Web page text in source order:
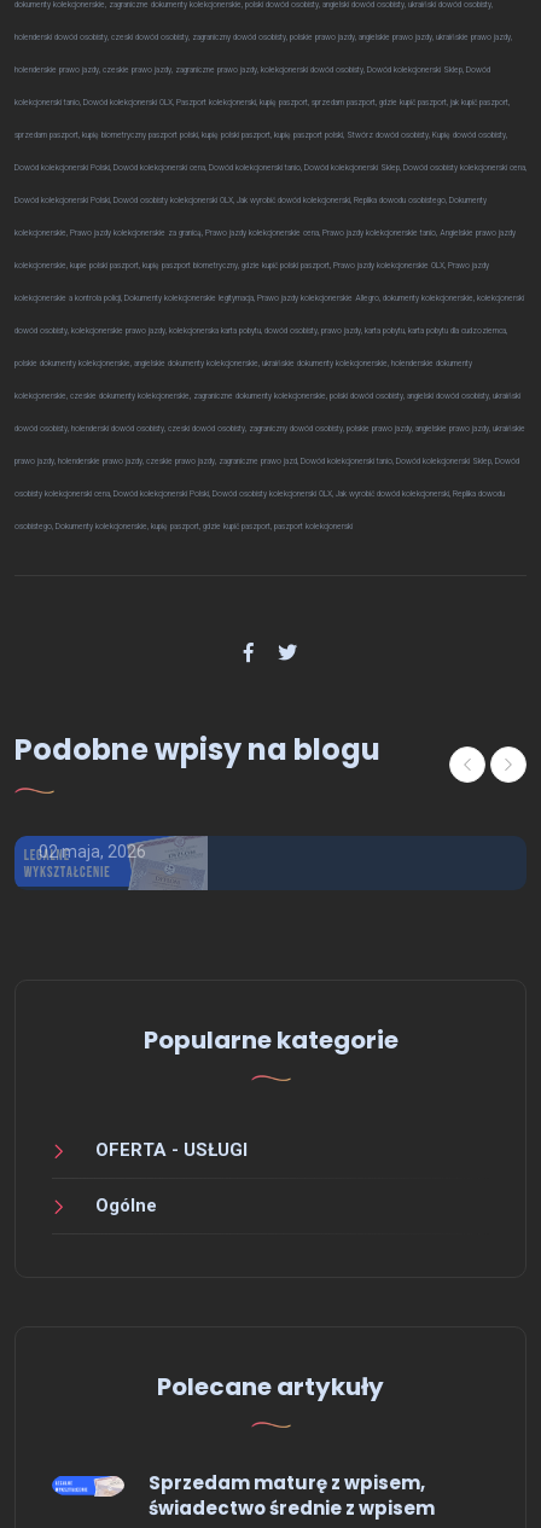
dokumenty kolekcjonerskie, zagraniczne dokumenty kolekcjonerskie, polski dowód osobisty, angielski dowód osobisty, ukraiński dowód osobisty,
holenderski dowód osobisty, czeski dowód osobisty, zagraniczny dowód osobisty, polskie prawo jazdy, angielskie prawo jazdy, ukraińskie prawo jazdy,
holenderskie prawo jazdy, czeskie prawo jazdy, zagraniczne prawo jazdy, kolekcjonerski dowód osobisty, Dowód kolekcjonerski Sklep, Dowód
kolekcjonerski tanio, Dowód kolekcjonerski OLX, Paszport kolekcjonerski, kupię paszport, sprzedam paszport, gdzie kupić paszport, jak kupić paszport,
sprzedam paszport, kupię biometryczny paszport polski, kupię polski paszport, kupię paszport polski, Stwórz dowód osobisty, Kupię dowód osobisty,
Dowód kolekcjonerski Polski, Dowód kolekcjonerski cena, Dowód kolekcjonerski tanio, Dowód kolekcjonerski Sklep, Dowód osobisty kolekcjonerski cena,
Dowód kolekcjonerski Polski, Dowód osobisty kolekcjonerski OLX, Jak wyrobić dowód kolekcjonerski, Replika dowodu osobistego, Dokumenty
kolekcjonerskie, Prawo jazdy kolekcjonerskie za granicą, Prawo jazdy kolekcjonerskie cena, Prawo jazdy kolekcjonerskie tanio, Angielskie prawo jazdy
kolekcjonerskie, kupie polski paszport, kupię paszport biometryczny, gdzie kupić polski paszport, Prawo jazdy kolekcjonerskie OLX, Prawo jazdy
kolekcjonerskie a kontrola policji, Dokumenty kolekcjonerskie legitymacja, Prawo jazdy kolekcjonerskie Allegro, dokumenty kolekcjonerskie, kolekcjonerski
dowód osobisty, kolekcjonerskie prawo jazdy, kolekcjonerska karta pobytu, dowód osobisty, prawo jazdy, karta pobytu, karta pobytu dla cudzoziemca,
polskie dokumenty kolekcjonerskie, angielskie dokumenty kolekcjonerskie, ukraińskie dokumenty kolekcjonerskie, holenderskie dokumenty
kolekcjonerskie, czeskie dokumenty kolekcjonerskie, zagraniczne dokumenty kolekcjonerskie, polski dowód osobisty, angielski dowód osobisty, ukraiński
dowód osobisty, holenderski dowód osobisty, czeski dowód osobisty, zagraniczny dowód osobisty, polskie prawo jazdy, angielskie prawo jazdy, ukraińskie
prawo jazdy, holenderskie prawo jazdy, czeskie prawo jazdy, zagraniczne prawo jazd, Dowód kolekcjonerski tanio, Dowód kolekcjonerski Sklep, Dowód
osobisty kolekcjonerski cena, Dowód kolekcjonerski Polski, Dowód osobisty kolekcjonerski OLX, Jak wyrobić dowód kolekcjonerski, Replika dowodu
osobistego, Dokumenty kolekcjonerskie, kupię paszport, gdzie kupić paszport, paszport kolekcjonerski
Podobne wpisy na blogu
OFERTA - USŁUGI
Kup dyplom uczelni z wpisem
02 maja, 2026
Popularne kategorie
OFERTA - USŁUGI
Ogólne
Polecane artykuły
Sprzedam maturę z wpisem,
świadectwo średnie z wpisem